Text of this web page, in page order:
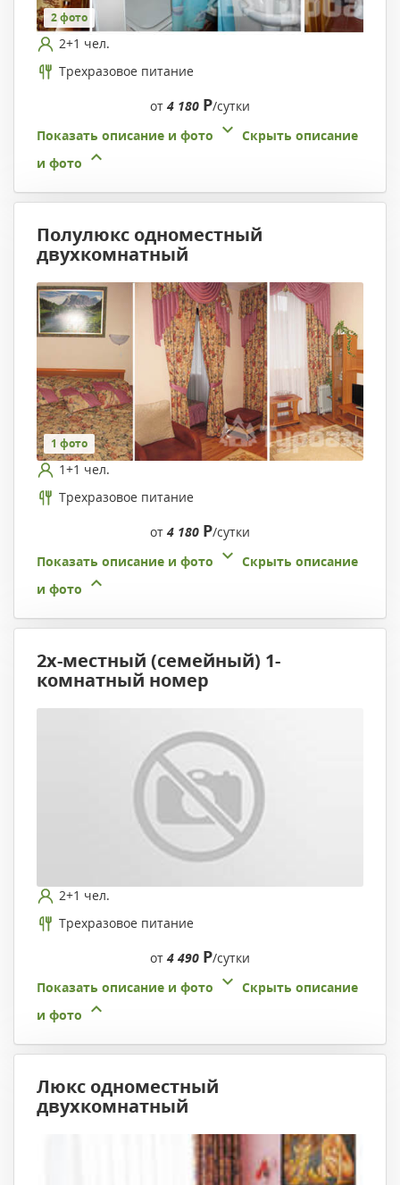
2 фото
2+1 чел.
Трехразовое питание
от 4 180 Р/сутки
Показать описание и фото
Скрыть описание
и фото
Полулюкс одноместный
двухкомнатный
1 фото
1+1 чел.
Трехразовое питание
от 4 180 Р/сутки
Показать описание и фото
Скрыть описание
и фото
2х-местный (семейный) 1-
комнатный номер
2+1 чел.
Трехразовое питание
от 4 490 Р/сутки
Показать описание и фото
Скрыть описание
и фото
Люкс одноместный
двухкомнатный